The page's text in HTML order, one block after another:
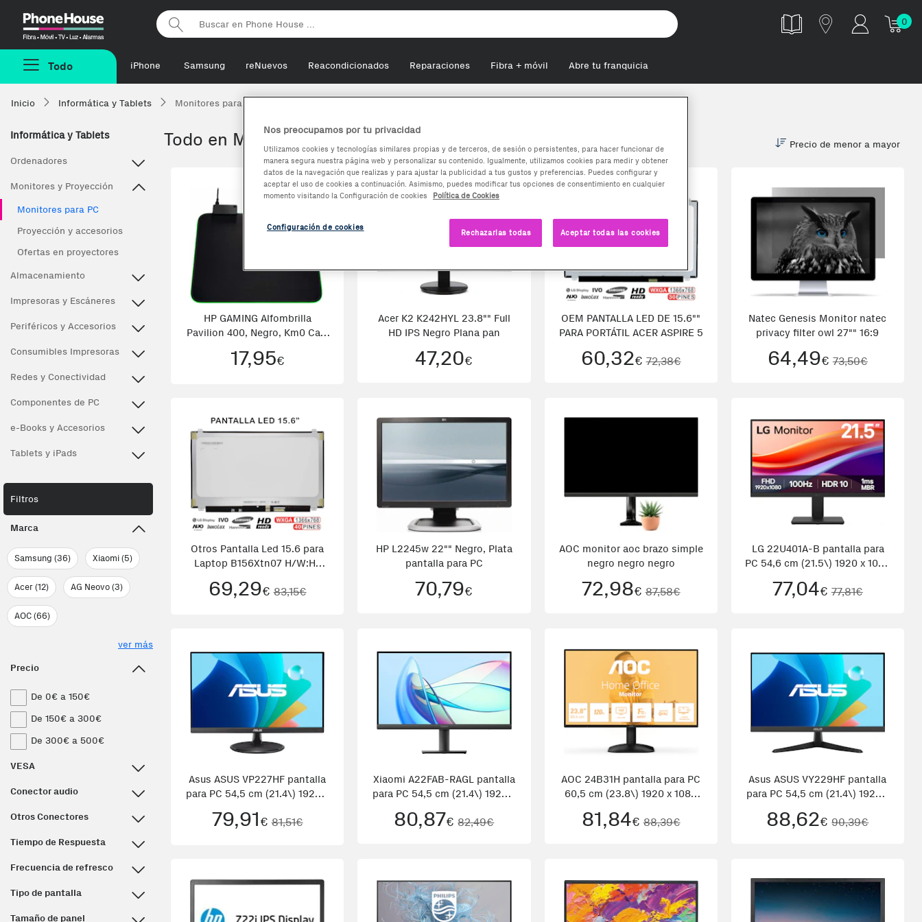
Phonehouse
0
Todo iPhone Samsung reNuevos Reacondicionados Reparaciones Fibra + móvil Abre tu franquicia
Inicio Informática y Tablets Monitores para PC
Informática y Tablets
Ordenadores
Monitores y Proyección
Monitores para PC
Proyección y accesorios
Ofertas en proyectores
Almacenamiento
Impresoras y Escáneres
Periféricos y Accesorios
Consumibles Impresoras
Redes y Conectividad
Componentes de PC
e-Books y Accesorios
Tablets y iPads
Filtros
Marca
Samsung (36) Xiaomi (5)
Acer (12) AG Neovo (3)
AOC (66)
ver más
Precio
De 0€ a 150€
De 150€ a 300€
De 300€ a 500€
VESA
Conector audio
Otros Conectores
Tiempo de Respuesta
Frecuencia de refresco
Tipo de pantalla
Tamaño de panel
Todo en Monitores para PC Precio de menor a mayor
HP GAMING Alfombrilla
Pavilion 400, Negro, Km0 Caja
17,95€
Acer K2 K242HYL 23.8"" Full
HD IPS Negro Plana pan
47,20€
OEM PANTALLA LED DE 15.6""
PARA PORTÁTIL ACER ASPIRE 5
60,32€ 72,38€
Natec Genesis Monitor natec
privacy filter owl 27"" 16:9
64,49€ 73,50€
Otros Pantalla Led 15.6 para
Laptop B156Xtn07 H/W:Ha
69,29€ 83,15€
HP L2245w 22"" Negro, Plata
pantalla para PC
70,79€
AOC monitor aoc brazo simple
negro negro negro
72,98€ 87,58€
LG 22U401A-B pantalla para
PC 54,6 cm (21.5\) 1920 x 1080
77,04€ 77,81€
Asus ASUS VP227HF pantalla
para PC 54,5 cm (21.4\) 1920 x
Negro
79,91€ 81,51€
Xiaomi A22FAB-RAGL pantalla
para PC 54,5 cm (21.4\) 1920 x
Negro
80,87€ 82,49€
AOC 24B31H pantalla para PC
60,5 cm (23.8\) 1920 x 1080
81,84€ 88,39€
Asus ASUS VY229HF pantalla
para PC 54,5 cm (21.4\) 1920 x
Negro
88,62€ 90,39€
Nos preocupamos por tu privacidad
Utilizamos cookies y tecnologías similares propias y de terceros, de sesión o persistentes, para hacer funcionar de
manera segura nuestra página web y personalizar su contenido. Igualmente, utilizamos cookies para medir y obtener
datos de la navegación que realizas y para ajustar la publicidad a tus gustos y preferencias. Puedes configurar y
aceptar el uso de cookies a continuación. Asimismo, puedes modificar tus opciones de consentimiento en cualquier
momento visitando la Configuración de cookies
Política de Cookies
Rechazarlas todas Aceptar todas las cookies
Configuración de cookies